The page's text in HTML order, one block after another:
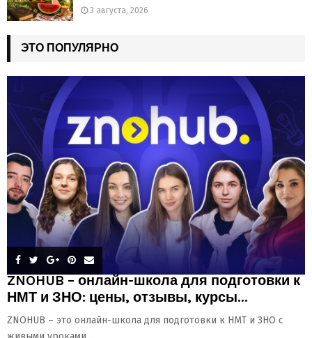
3 августа, 2026
ЭТО ПОПУЛЯРНО
ZNOHUB – онлайн-школа для подготовки к
НМТ и ЗНО: цены, отзывы, курсы...
ZNOHUB – это онлайн-школа для подготовки к НМТ и ЗНО с